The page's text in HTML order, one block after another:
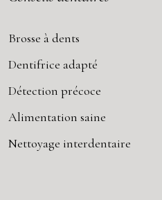
Brosse à dents
Dentifrice adapté
Détection précoce
Alimentation saine
Nettoyage interdentaire